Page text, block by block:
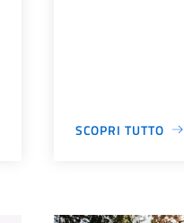
SCOPRI TUTTO